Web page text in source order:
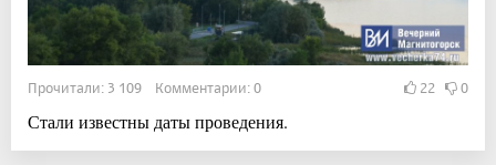
Прочитали: 3 109 Комментарии: 0 22 0
Стали известны даты проведения.